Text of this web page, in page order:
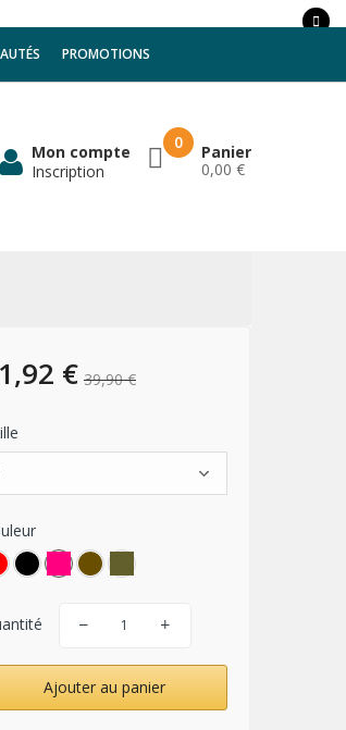
PROMOTIONS
0
Panier
0,00 €
Mon compte
Inscription
€ 39,90 €
Ajouter au panier